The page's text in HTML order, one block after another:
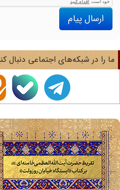
ارسال پیام
را در شبکه‌های اجتماعی دنبال کنید